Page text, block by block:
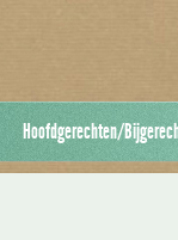
Hoofdgerechten/